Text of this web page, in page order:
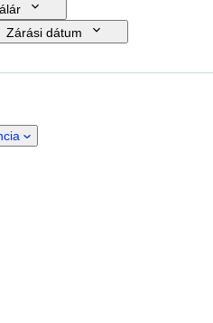
Zárási dátum